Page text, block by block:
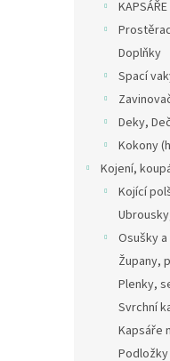
KAPSÁŘE
Doplňky
Spací
Deky,
Kokony
Kojení,
Kojící
Osušky
Župany,
Plenky,
Svrchní
Kapsáře